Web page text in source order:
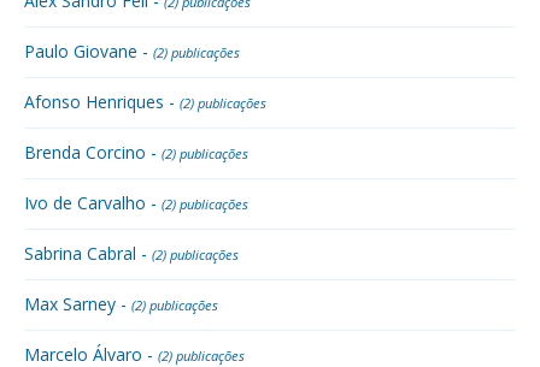
Paulo Giovane - (2) publicações
Afonso Henriques - (2) publicações
Brenda Corcino - (2) publicações
Ivo de Carvalho - (2) publicações
Sabrina Cabral - (2) publicações
Max Sarney - (2) publicações
Marcelo Álvaro - (2) publicações